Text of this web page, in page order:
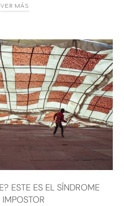
VER MÁS
ESTE ES EL SÍNDROME
IMPOSTOR